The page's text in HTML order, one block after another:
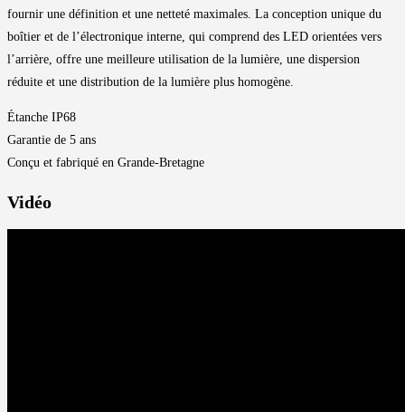
fournir une définition et une netteté maximales. La conception unique du
boîtier et de l’électronique interne, qui comprend des LED orientées vers
l’arrière, offre une meilleure utilisation de la lumière, une dispersion
réduite et une distribution de la lumière plus homogène.
Étanche IP68
Garantie de 5 ans
Conçu et fabriqué en Grande-Bretagne
Vidéo